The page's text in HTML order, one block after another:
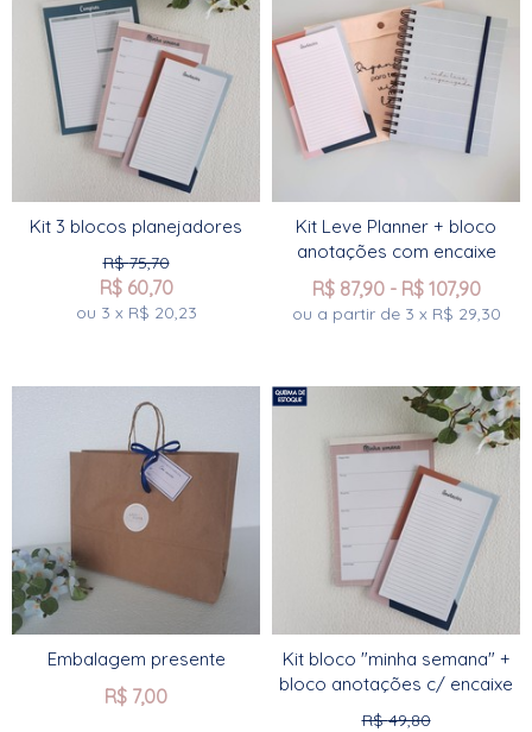
Kit 3 blocos planejadores
R$75,70
R$ 60,70
ou 3 x R$ 20,23
Kit Leve Planner + bloco
anotações com encaixe
R$ 87,90 - R$ 107,90
ou a partir de 3 x R$ 29,30
Embalagem presente
R$ 7,00
Kit bloco "minha semana" +
bloco anotações c/ encaixe
R$49,80